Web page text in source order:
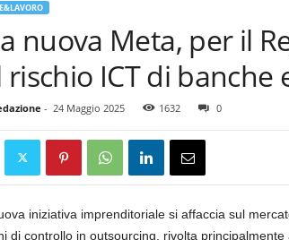
nuova Meta, per il
rischio ICT di banche
- 24 Maggio 2025 1632 0
iniziativa imprenditoriale si affaccia sul
di controllo in outsourcing, rivolta